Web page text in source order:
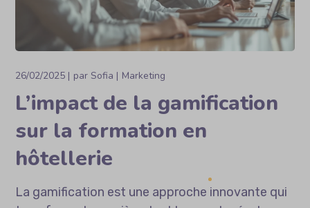
26/02/2025 parSofia Marketing
L’impact de la gamification
sur la formation en
hôtellerie
La gamification est une approche innovante qui